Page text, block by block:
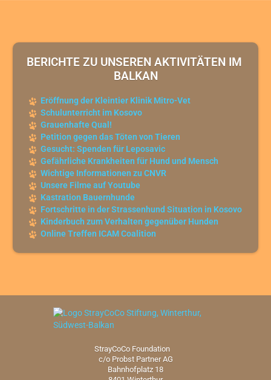
BERICHTE ZU UNSEREN AKTIVITÄTEN IM
BALKAN
Eröffnung der Kleintier Klinik Mitro-Vet
Schulunterricht im Kosovo
Grauenhafte Qual!
Petition gegen das Töten von Tieren
Gesucht: Spenden für Leposavic
Gefährliche Krankheiten für Hund und Mensch
Wichtige Informationen zu CNVR
Unsere Filme auf Youtube
Kastration Bauernhunde
Fortschritte in der Strassenhund Situation in Kosovo
Kinderbuch zum Verhalten gegenüber Hunden
Online Treffen ICAM Coalition
StrayCoCo Foundation
c/o Probst Partner AG
Bahnhofplatz 18